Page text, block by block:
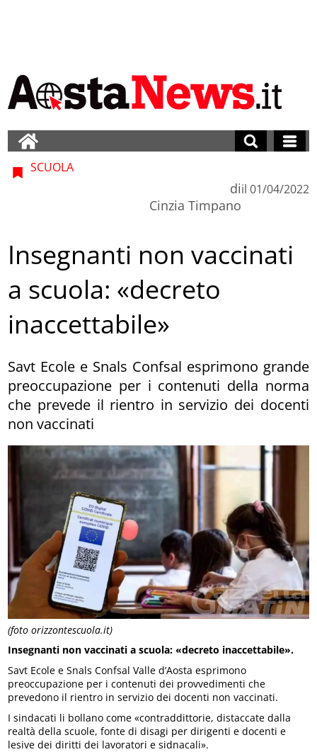
(foto orizzontescuola.it)
SCUOLA
di
Cinzia Timpano
il 01/04/2022
Insegnanti non vaccinati
a scuola: «decreto
inaccettabile»
Savt Ecole e Snals Confsal esprimono grande
preoccupazione per i contenuti della norma
che prevede il rientro in servizio dei docenti
non vaccinati
Insegnanti non vaccinati a scuola: «decreto inaccettabile».
Savt Ecole e Snals Confsal Valle d’Aosta esprimono
preoccupazione per i contenuti dei provvedimenti che
prevedono il rientro in servizio dei docenti non vaccinati.
I sindacati li bollano come «contraddittorie, distaccate dalla
realtà della scuole, fonte di disagi per dirigenti e docenti e
lesive dei diritti dei lavoratori e sidnacali».